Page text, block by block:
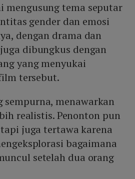
mengusung tema seputar
gender dan emosi
dengan drama dan
dibungkus dengan
yang menyukai
tersebut.
sempurna, menawarkan
realistis. Penonton pun
juga tertawa karena
bagaimana
setelah dua orang